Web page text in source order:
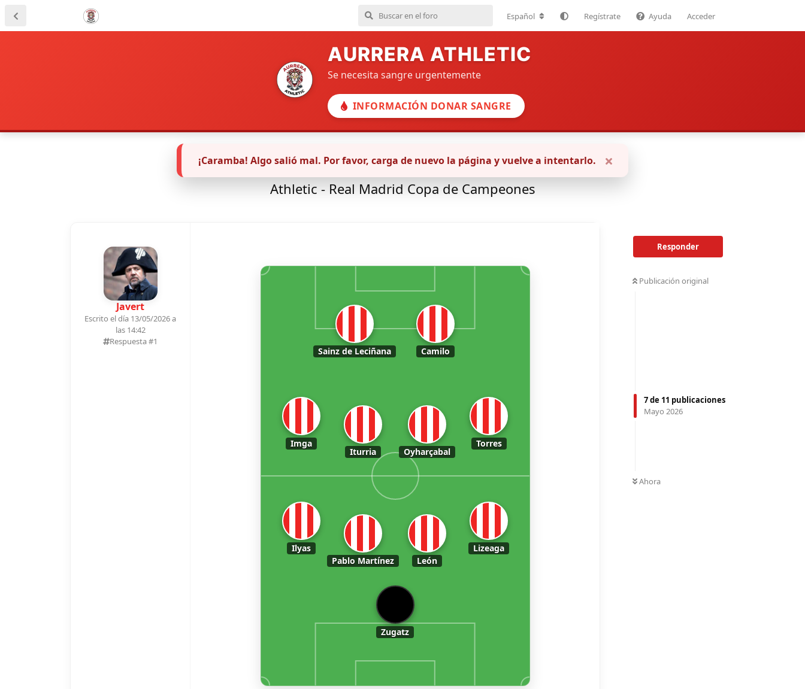
Español Regístrate Ayuda Acceder
AURRERA ATHLETIC
Se necesita sangre urgentemente
INFORMACIÓN DONAR SANGRE
Cantera masculina
Athletic - Real Madrid Copa de Campeones
Responder
Publicación original
7de 11 publicaciones
Mayo 2026
Ahora
Javert
Escrito el día 13/05/2026 a
las 14:42
Respuesta #1
Zugatz
Ilyas
Pablo Martínez
León
Lizeaga
Imga
Iturria Oyharçabal
Torres
Sainz de Leciñana Camilo
¡Caramba! Algo salió mal. Por favor, carga de nuevo la página y vuelve a intentarlo.